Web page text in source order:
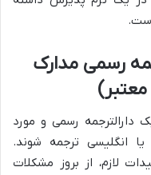
ترجمه رسمی مدارک
معتبر)
رسمی و مورد
یا انگلیسی ترجمه شوند.
لازم، از بروز مشکلات